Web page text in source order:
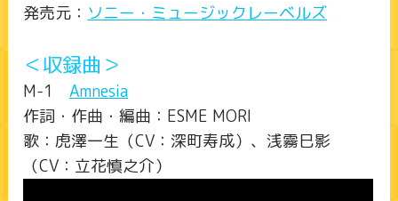
発売元： ソニー・ミュージックレーベルズ
＜収録曲＞
M-1Amnesia
作詞・作曲・編曲：ESME MORI
歌：虎澤一生（CV：深町寿成）、浅霧巳影
（CV：立花慎之介）